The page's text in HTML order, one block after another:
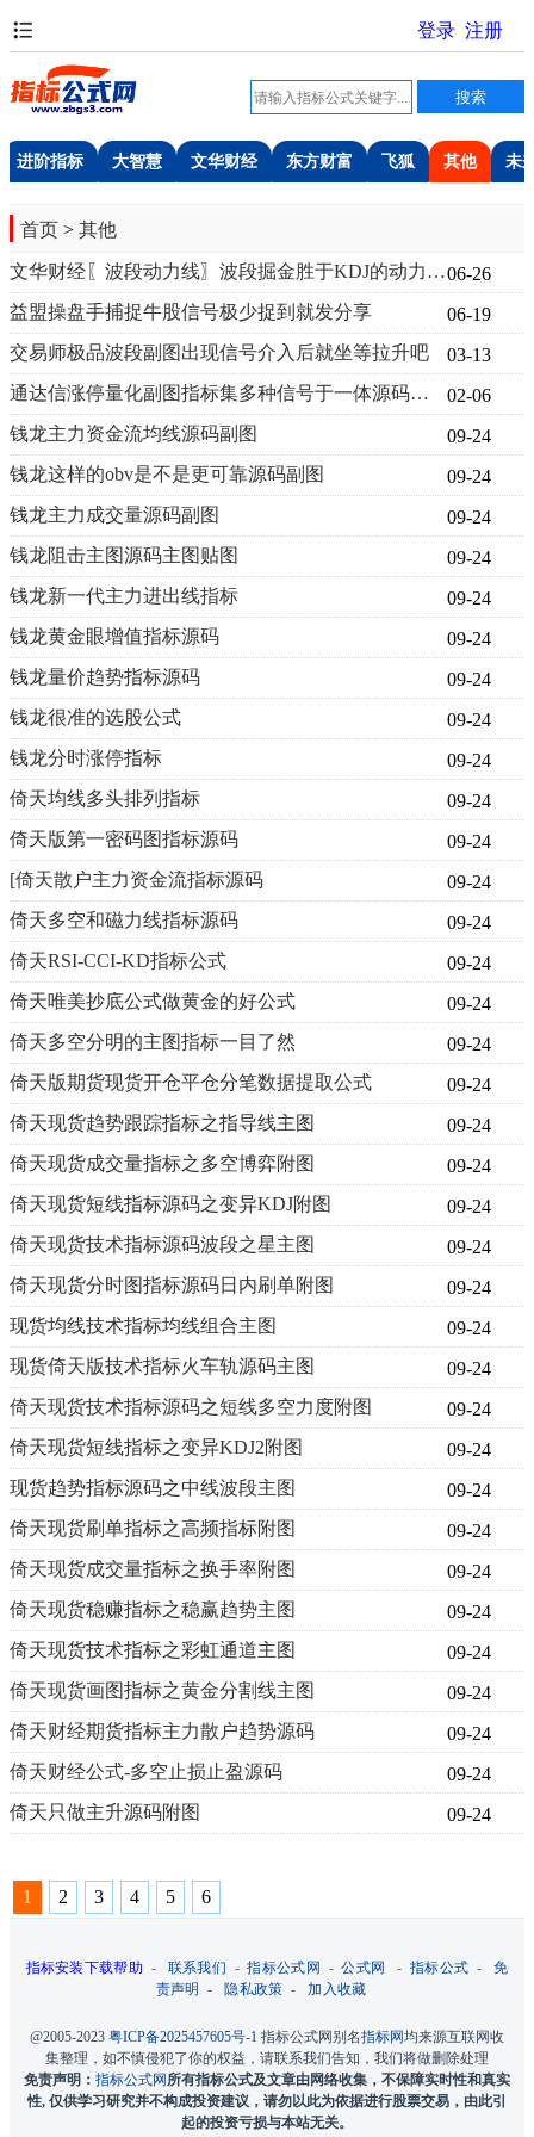
进阶指标 大智慧 文华财经 东方财富 飞狐 其他 未
首页 > 其他
文华财经〖波段动力线〗波段掘金胜于KDJ的动力线捕捉买卖点副图06-26
益盟操盘手捕捉牛股信号极少捉到就发分享
06-19
交易师极品波段副图出现信号介入后就坐等拉升吧
03-13
通达信涨停量化副图指标集多种信号于一体源码分享附图
02-06
钱龙主力资金流均线源码副图
09-24
钱龙这样的obv是不是更可靠源码副图
09-24
钱龙主力成交量源码副图
09-24
钱龙阻击主图源码主图贴图
09-24
钱龙新一代主力进出线指标
09-24
钱龙黄金眼增值指标源码
09-24
钱龙量价趋势指标源码
09-24
钱龙很准的选股公式
09-24
钱龙分时涨停指标
09-24
倚天均线多头排列指标
09-24
倚天版第一密码图指标源码
09-24
[倚天散户主力资金流指标源码
09-24
倚天多空和磁力线指标源码
09-24
倚天RSI-CCI-KD指标公式
09-24
倚天唯美抄底公式做黄金的好公式
09-24
倚天多空分明的主图指标一目了然
09-24
倚天版期货现货开仓平仓分笔数据提取公式
09-24
倚天现货趋势跟踪指标之指导线主图
09-24
倚天现货成交量指标之多空博弈附图
09-24
倚天现货短线指标源码之变异KDJ附图
09-24
倚天现货技术指标源码波段之星主图
09-24
倚天现货分时图指标源码日内刷单附图
09-24
现货均线技术指标均线组合主图
09-24
现货倚天版技术指标火车轨源码主图
09-24
倚天现货技术指标源码之短线多空力度附图
09-24
倚天现货短线指标之变异KDJ2附图
09-24
现货趋势指标源码之中线波段主图
09-24
倚天现货刷单指标之高频指标附图
09-24
倚天现货成交量指标之换手率附图
09-24
倚天现货稳赚指标之稳赢趋势主图
09-24
倚天现货技术指标之彩虹通道主图
09-24
倚天现货画图指标之黄金分割线主图
09-24
倚天财经期货指标主力散户趋势源码
09-24
倚天财经公式-多空止损止盈源码
09-24
倚天只做主升源码附图
09-24
1 2 3 4 5 6
指标安装下载帮助 - 联系我们 -指标公式网 -公式网 -指标公式 -免
责声明
- 隐私政策 -加入收藏
@2005-2023 粤ICP备2025457605号-1 指标公式网别名指标网均来源互联网收
集整理，如不慎侵犯了你的权益，请联系我们告知，我们将做删除处理
免责声明： 指标公式网 所有指标公式及文章由网络收集，不保障实时性和真实
性, 仅供学习研究并不构成投资建议，请勿以此为依据进行股票交易，由此引
起的投资亏损与本站无关。